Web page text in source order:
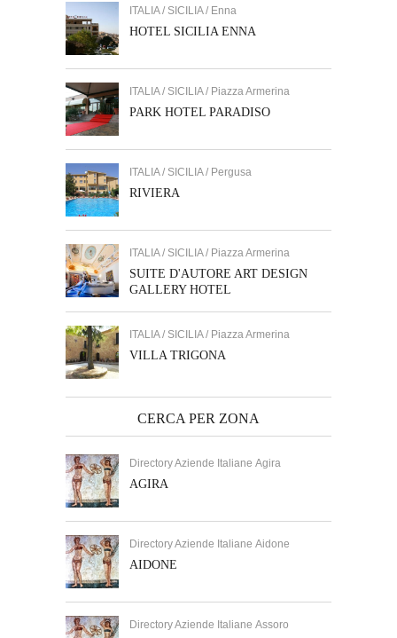
ITALIA / SICILIA / Enna
HOTEL SICILIA ENNA
ITALIA / SICILIA / Piazza Armerina
PARK HOTEL PARADISO
ITALIA / SICILIA / Pergusa
RIVIERA
ITALIA / SICILIA / Piazza Armerina
SUITE D'AUTORE ART DESIGN
GALLERY HOTEL
ITALIA / SICILIA / Piazza Armerina
VILLA TRIGONA
CERCA PER ZONA
Directory Aziende Italiane Agira
AGIRA
Directory Aziende Italiane Aidone
AIDONE
Directory Aziende Italiane Assoro